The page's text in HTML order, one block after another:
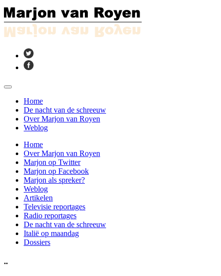
Home
De nacht van de schreeuw
Over Marjon van Royen
Weblog
Home
Over Marjon van Royen
Marjon op Twitter
Marjon op Facebook
Marjon als spreker?
Weblog
Artikelen
Televisie reportages
Radio reportages
De nacht van de schreeuw
Italië op maandag
Dossiers
..